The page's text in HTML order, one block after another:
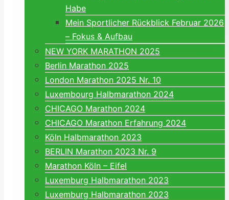
Habe
Mein Sportlicher Rückblick Februar 2026
– Fokus & Aufbau
NEW YORK MARATHON 2025
Berlin Marathon 2025
London Marathon 2025 Nr. 10
Luxembourg Halbmarathon 2024
CHICAGO Marathon 2024
CHICAGO Marathon Erfahrung 2024
Köln Halbmarathon 2023
BERLIN Marathon 2023 Nr. 9
Marathon Köln – Eifel
Luxemburg Halbmarathon 2023
Luxemburg Halbmarathon 2023